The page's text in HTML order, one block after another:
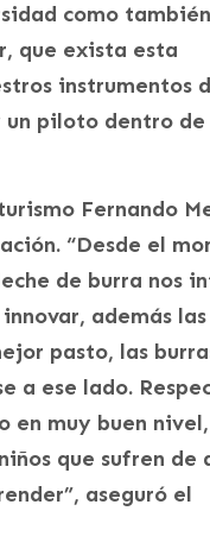
como
que exista esta
instrumentos
piloto dentro de
Fernando
“Desde el
de burra nos
además
pasto, las
a ese lado.
en muy buen
que sufren de
aseguró el